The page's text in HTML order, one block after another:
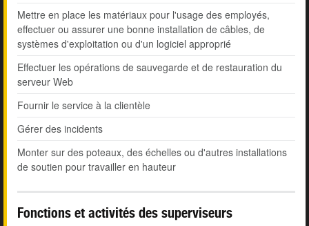
Mettre en place les matériaux pour l'usage des employés,
effectuer ou assurer une bonne installation de câbles, de
systèmes d'exploitation ou d'un logiciel approprié
Effectuer les opérations de sauvegarde et de restauration du
serveur Web
Fournir le service à la clientèle
Gérer des incidents
Monter sur des poteaux, des échelles ou d'autres installations
de soutien pour travailler en hauteur
Fonctions et activités des superviseurs